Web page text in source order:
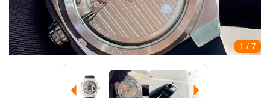
1 / 7